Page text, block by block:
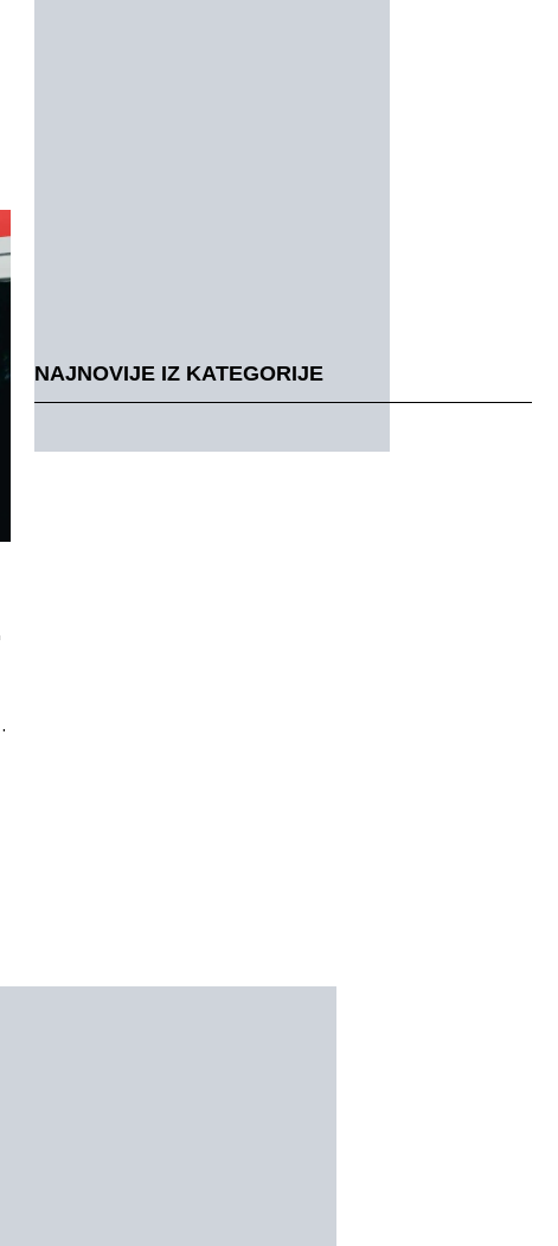
NAJNOVIJE IZ KATEGORIJE